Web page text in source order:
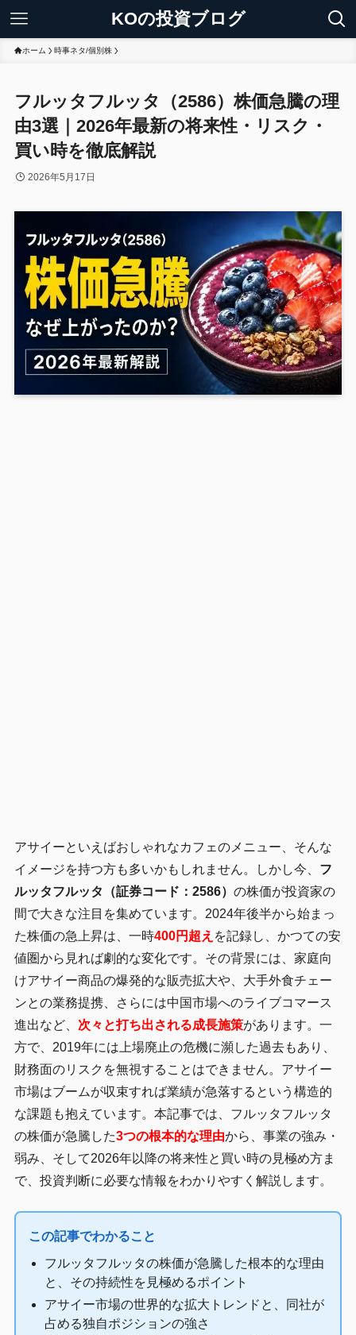
KOの投資ブログ
ホーム 時事ネタ/個別株
フルッタフルッタ（2586）株価急騰の理
由3選｜2026年最新の将来性・リスク・
買い時を徹底解説
2026年5月17日
アサイーといえばおしゃれなカフェのメニュー、そんな
イメージを持つ方も多いかもしれません。しかし今、 フ
ルッタフルッタ（証券コード：2586） の株価が投資家の
間で大きな注目を集めています。2024年後半から始まっ
た株価の急上昇は、一時400円超え を記録し、かつての安
値圏から見れば劇的な変化です。その背景には、家庭向
けアサイー商品の爆発的な販売拡大や、大手外食チェー
ンとの業務提携、さらには中国市場へのライブコマース
進出など、 次々と打ち出される成長施策があります。一
方で、2019年には上場廃止の危機に瀕した過去もあり、
財務面のリスクを無視することはできません。アサイー
市場はブームが収束すれば業績が急落するという構造的
な課題も抱えています。本記事では、フルッタフルッタ
の株価が急騰した3つの根本的な理由から、事業の強み・
弱み、そして2026年以降の将来性と買い時の見極め方ま
で、投資判断に必要な情報をわかりやすく解説します。
この記事でわかること
フルッタフルッタの株価が急騰した根本的な理由
と、その持続性を見極めるポイント
アサイー市場の世界的な拡大トレンドと、同社が
占める独自ポジションの強さ